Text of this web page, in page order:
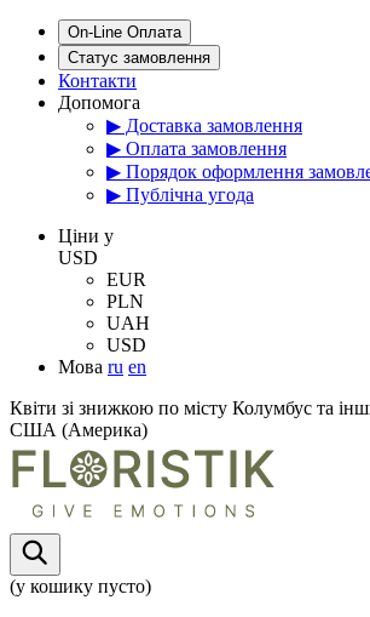
On-Line Оплата
Статус замовлення
Контакти
Допомога
▶ Доставка замовлення
▶ Оплата замовлення
▶ Порядок оформлення
▶ Публічна угода
Цiни у
USD
EUR
PLN
UAH
USD
Мова ru en
Квіти зі знижкою по місту Колумбус та
США (Америка)
(у кошику пусто)